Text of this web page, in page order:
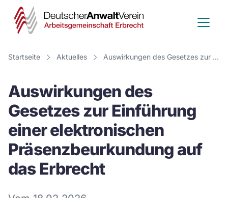
Deutscher
Anwalt
Verein
Erbrecht
Startseite Aktuelles Auswirkungen des Gesetzes zur Einführung einer elektronischen Präsenzbeurkundung auf das Erbrecht
Auswirkungen des
Gesetzes zur Einführung
einer elektronischen
Präsenzbeurkundung auf
das Erbrecht